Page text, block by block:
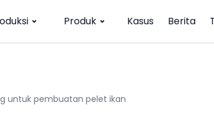
Produk Kasus Berita
untuk pembuatan pelet ikan